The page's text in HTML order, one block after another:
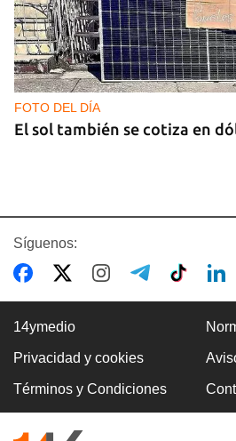
FOTO DEL DÍA
El sol también se cotiza en
GAS
Los puntos de ProGas
Habana tras agotarse las
Síguenos:
14ymedio
Privacidad y cookies
Términos y Condiciones